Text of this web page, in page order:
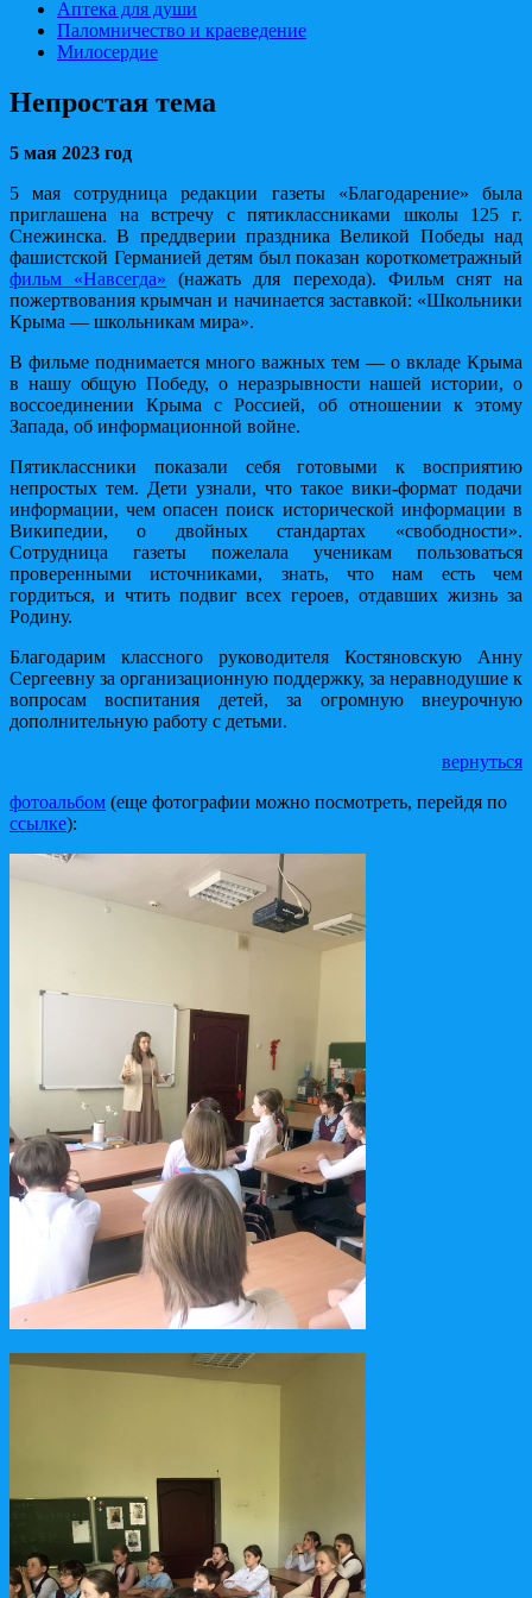
Аптека для души
Паломничество и краеведение
Милосердие
Непростая тема
5 мая 2023 год
5 мая сотрудница редакции газеты «Благодарение» была
приглашена на встречу с пятиклассниками школы 125 г.
Снежинска. В преддверии праздника Великой Победы над
фашистской Германией детям был показан короткометражный
фильм «Навсегда» (нажать для перехода). Фильм снят на
пожертвования крымчан и начинается заставкой: «Школьники
Крыма — школьникам мира».
В фильме поднимается много важных тем — о вкладе Крыма
в нашу общую Победу, о неразрывности нашей истории, о
воссоединении Крыма с Россией, об отношении к этому
Запада, об информационной войне.
Пятиклассники показали себя готовыми к восприятию
непростых тем. Дети узнали, что такое вики-формат подачи
информации, чем опасен поиск исторической информации в
Википедии, о двойных стандартах «свободности».
Сотрудница газеты пожелала ученикам пользоваться
проверенными источниками, знать, что нам есть чем
гордиться, и чтить подвиг всех героев, отдавших жизнь за
Родину.
Благодарим классного руководителя Костяновскую Анну
Сергеевну за организационную поддержку, за неравнодушие к
вопросам воспитания детей, за огромную внеурочную
дополнительную работу с детьми.
вернуться
фотоальбом (еще фотографии можно посмотреть, перейдя по
ссылке):